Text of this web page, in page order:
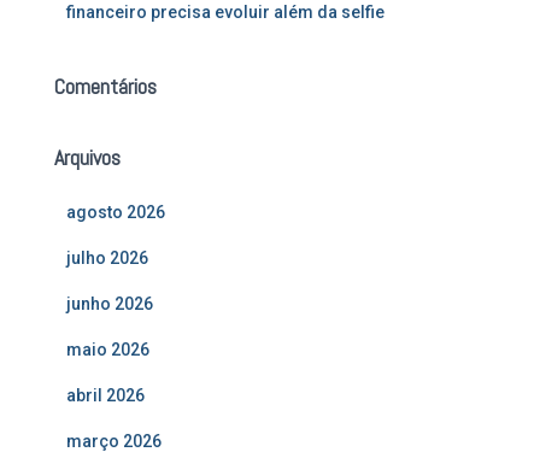
financeiro precisa evoluir além da selfie
Comentários
Arquivos
agosto 2026
julho 2026
junho 2026
maio 2026
abril 2026
março 2026